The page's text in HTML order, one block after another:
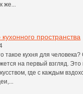
же...
пространства
такое кухня для
на первый взгляд.
где с каждым